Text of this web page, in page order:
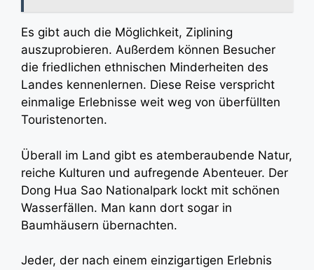
Es gibt auch die Möglichkeit, Ziplining
auszuprobieren. Außerdem können Besucher
die friedlichen ethnischen Minderheiten des
Landes kennenlernen. Diese Reise verspricht
einmalige Erlebnisse weit weg von überfüllten
Touristenorten.
Überall im Land gibt es atemberaubende Natur,
reiche Kulturen und aufregende Abenteuer. Der
Dong Hua Sao Nationalpark lockt mit schönen
Wasserfällen. Man kann dort sogar in
Baumhäusern übernachten.
Jeder, der nach einem einzigartigen Erlebnis